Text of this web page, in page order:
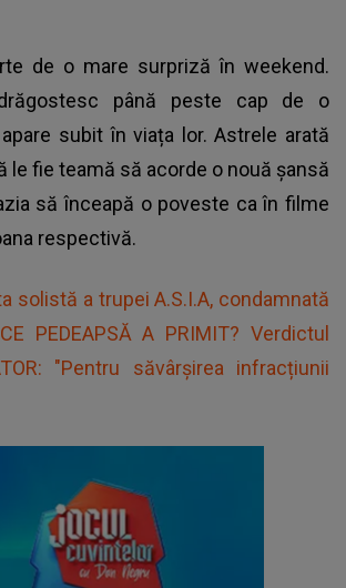
de o mare surpriză în weekend.
până peste cap de o
subit în viața lor. Astrele arată
le fie teamă să acorde o nouă șansă
să înceapă o poveste ca în filme
respectivă.
solistă a trupei A.S.I.A, condamnată
PEDEAPSĂ A PRIMIT? Verdictul
"Pentru săvârșirea infracțiunii